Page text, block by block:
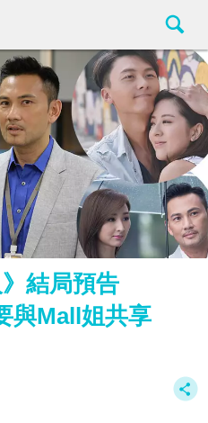
結局預告
與Mall姐共享